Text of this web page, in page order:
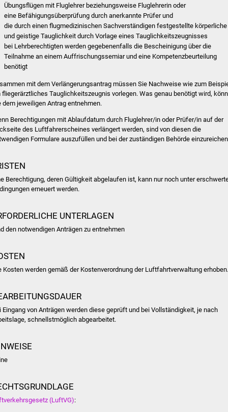
Übungsflügen mit Fluglehrer beziehungsweise Fluglehrerin oder
eine Befähigungsüberprüfung durch anerkannte Prüfer und
die durch einen flugmedizinischen Sachverständigen festgestellte körperliche
und geistige Tauglichkeit durch Vorlage eines Tauglichkeitszeugnisses
bei Lehrberechtigten werden gegebenenfalls die Bescheinigung über die
Teilnahme an einem Auffrischungssemiar und eine Kompetenzbeurteilung
benötigt
mit dem Verlängerungsantrag müssen Sie Nachweise wie zum
fliegerärztliches Tauglichkeitszeugnis vorlegen. Was genau benötigt wird,
dem jeweiligen Antrag entnehmen.
Berechtigungen mit Ablaufdatum durch Fluglehrer/in oder Prüfer/in auf der
des Luftfahrerscheines verlängert werden, sind von diesen die
Formulare auszufüllen und bei der zuständigen Behörde
Berechtigung, deren Gültigkeit abgelaufen ist, kann nur noch unter
erneuert werden.
UNTERLAGEN
den notwendigen Anträgen zu entnehmen
Kosten werden gemäß der Kostenverordnung der Luftfahrtverwaltung erhoben.
Eingang von Anträgen werden diese geprüft und bei Vollständigkeit, je nach
schnellstmöglich abgearbeitet.
(LuftVG):